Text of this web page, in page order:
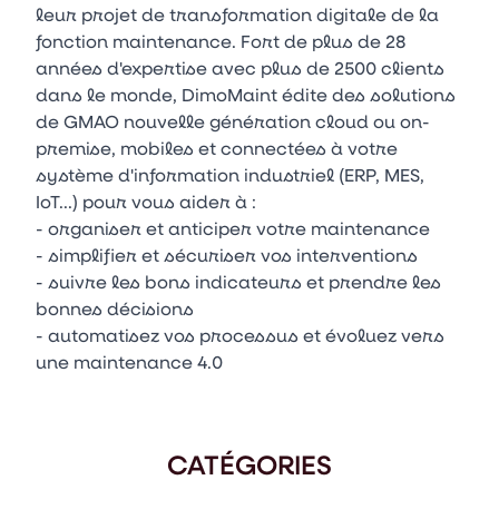
leur projet de transformation digitale de la
fonction maintenance. Fort de plus de 28
années d'expertise avec plus de 2500 clients
dans le monde, DimoMaint édite des solutions
de GMAO nouvelle génération cloud ou on-
premise, mobiles et connectées à votre
système d'information industriel (ERP, MES,
IoT...) pour vous aider à :
- organiser et anticiper votre maintenance
- simplifier et sécuriser vos interventions
- suivre les bons indicateurs et prendre les
bonnes décisions
- automatisez vos processus et évoluez vers
une maintenance 4.0
CATÉGORIES